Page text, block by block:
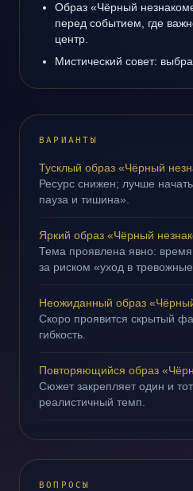
Образ «Чёрный
перед событием, где
центр.
Мистический совет:
ВАРИАНТЫ
Тусклый образ «Чёрный
Ресурс снижен; лучше
пауза и тишина».
Яркий образ «Чёрный
Тема проявлена явно: время
за риском «уход в
Неожиданный образ
Скоро проявится скрытый
гибкость.
Повторяющийся образ
Сюжет закрепляет один и
реалистичный темп.
ВОПРОСЫ